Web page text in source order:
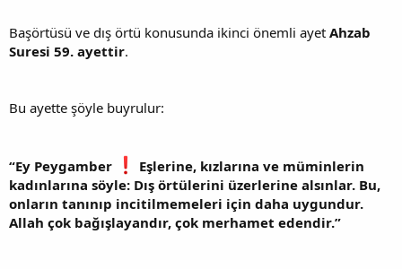
Başörtüsü ve dış örtü konusunda ikinci önemli ayet Ahzab
Suresi 59. ayettir.
Bu ayette şöyle buyrulur:
“Ey Peygamber
️ Eşlerine, kızlarına ve müminlerin
kadınlarına söyle: Dış örtülerini üzerlerine alsınlar. Bu,
onların tanınıp incitilmemeleri için daha uygundur.
Allah çok bağışlayandır, çok merhamet edendir.”